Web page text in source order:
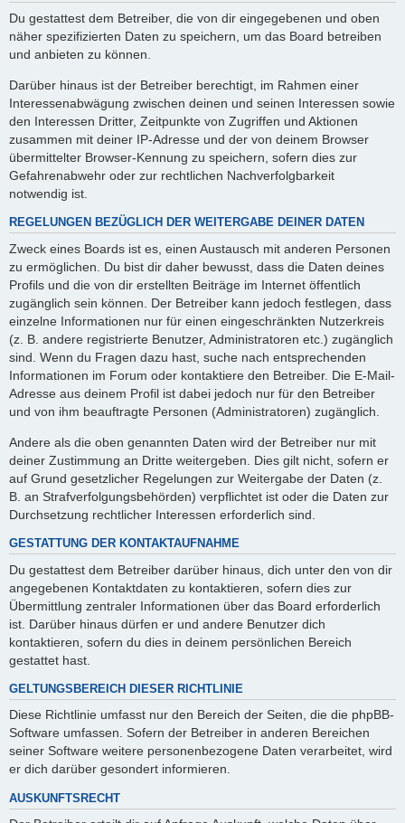
Du gestattest dem Betreiber, die von dir eingegebenen und oben
näher spezifizierten Daten zu speichern, um das Board betreiben
und anbieten zu können.
Darüber hinaus ist der Betreiber berechtigt, im Rahmen einer
Interessenabwägung zwischen deinen und seinen Interessen sowie
den Interessen Dritter, Zeitpunkte von Zugriffen und Aktionen
zusammen mit deiner IP-Adresse und der von deinem Browser
übermittelter Browser-Kennung zu speichern, sofern dies zur
Gefahrenabwehr oder zur rechtlichen Nachverfolgbarkeit
notwendig ist.
REGELUNGEN BEZÜGLICH DER WEITERGABE DEINER DATEN
Zweck eines Boards ist es, einen Austausch mit anderen Personen
zu ermöglichen. Du bist dir daher bewusst, dass die Daten deines
Profils und die von dir erstellten Beiträge im Internet öffentlich
zugänglich sein können. Der Betreiber kann jedoch festlegen, dass
einzelne Informationen nur für einen eingeschränkten Nutzerkreis
(z. B. andere registrierte Benutzer, Administratoren etc.) zugänglich
sind. Wenn du Fragen dazu hast, suche nach entsprechenden
Informationen im Forum oder kontaktiere den Betreiber. Die E-Mail-
Adresse aus deinem Profil ist dabei jedoch nur für den Betreiber
und von ihm beauftragte Personen (Administratoren) zugänglich.
Andere als die oben genannten Daten wird der Betreiber nur mit
deiner Zustimmung an Dritte weitergeben. Dies gilt nicht, sofern er
auf Grund gesetzlicher Regelungen zur Weitergabe der Daten (z.
B. an Strafverfolgungsbehörden) verpflichtet ist oder die Daten zur
Durchsetzung rechtlicher Interessen erforderlich sind.
GESTATTUNG DER KONTAKTAUFNAHME
Du gestattest dem Betreiber darüber hinaus, dich unter den von dir
angegebenen Kontaktdaten zu kontaktieren, sofern dies zur
Übermittlung zentraler Informationen über das Board erforderlich
ist. Darüber hinaus dürfen er und andere Benutzer dich
kontaktieren, sofern du dies in deinem persönlichen Bereich
gestattet hast.
GELTUNGSBEREICH DIESER RICHTLINIE
Diese Richtlinie umfasst nur den Bereich der Seiten, die die phpBB-
Software umfassen. Sofern der Betreiber in anderen Bereichen
seiner Software weitere personenbezogene Daten verarbeitet, wird
er dich darüber gesondert informieren.
AUSKUNFTSRECHT